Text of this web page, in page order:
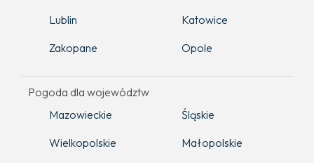
Lublin
Katowice
Zakopane
Opole
Pogoda dla województw
Mazowieckie
Śląskie
Wielkopolskie
Małopolskie